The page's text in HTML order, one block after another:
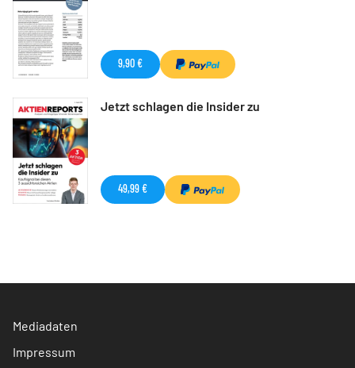
9,90 €
Jetzt schlagen die Insider zu
49,99 €
Mediadaten
Impressum